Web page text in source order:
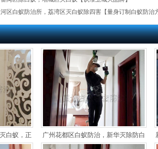
区白蚁防治所，荔湾区灭白蚁除四害【量身订制白蚁防治
白蚁，正
广州花都区白蚁防治，新华灭除防白